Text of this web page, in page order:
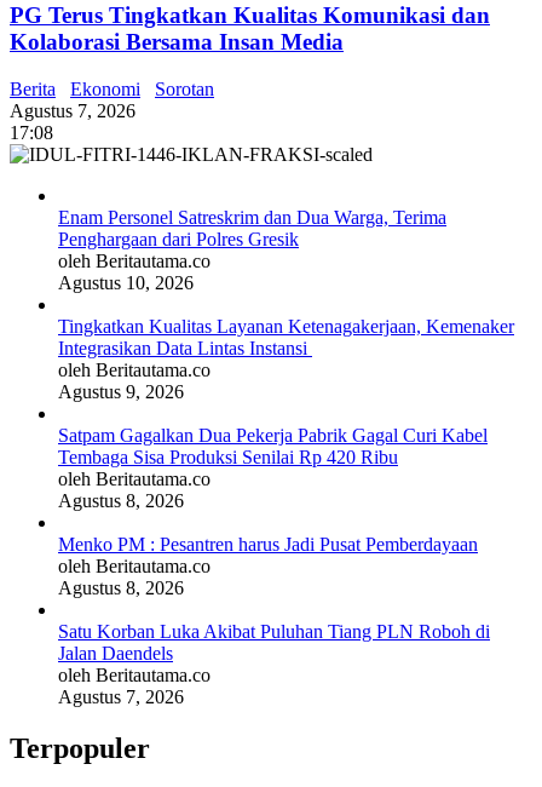
PG Terus Tingkatkan Kualitas Komunikasi dan
Kolaborasi Bersama Insan Media
Berita Ekonomi
Sorotan
Agustus 7, 2026
17:08
Enam Personel Satreskrim dan Dua Warga, Terima
Penghargaan dari Polres Gresik
oleh Beritautama.co
Agustus 10, 2026
Tingkatkan Kualitas Layanan Ketenagakerjaan, Kemenaker
Integrasikan Data Lintas Instansi
oleh Beritautama.co
Agustus 9, 2026
Satpam Gagalkan Dua Pekerja Pabrik Gagal Curi Kabel
Tembaga Sisa Produksi Senilai Rp 420 Ribu
oleh Beritautama.co
Agustus 8, 2026
Menko PM : Pesantren harus Jadi Pusat Pemberdayaan
oleh Beritautama.co
Agustus 8, 2026
Satu Korban Luka Akibat Puluhan Tiang PLN Roboh di
Jalan Daendels
oleh Beritautama.co
Agustus 7, 2026
Terpopuler